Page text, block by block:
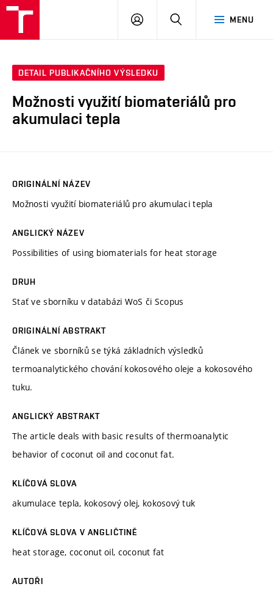
MENU
PŘIHLÁSIT
DETAIL PUBLIKAČNÍHO VÝSLEDKU
Možnosti využití biomateriálů pro
akumulaci tepla
ORIGINÁLNÍ NÁZEV
Možnosti využití biomateriálů pro akumulaci tepla
ANGLICKÝ NÁZEV
Possibilities of using biomaterials for heat storage
DRUH
Stať ve sborníku v databázi WoS či Scopus
ORIGINÁLNÍ ABSTRAKT
Článek ve sborníků se týká základních výsledků
termoanalytického chování kokosového oleje a kokosového
tuku.
ANGLICKÝ ABSTRAKT
The article deals with basic results of thermoanalytic
behavior of coconut oil and coconut fat.
KLÍČOVÁ SLOVA
akumulace tepla, kokosový olej, kokosový tuk
KLÍČOVÁ SLOVA V ANGLIČTINĚ
heat storage, coconut oil, coconut fat
AUTOŘI